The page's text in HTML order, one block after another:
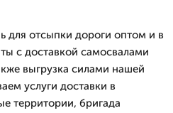
для отсыпки дороги оптом и в
с доставкой самосвалами
выгрузка силами нашей
услуги доставки в
территории, бригада